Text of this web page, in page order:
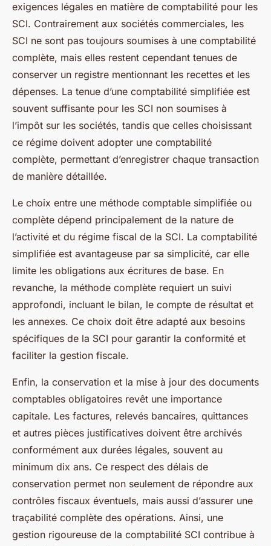
exigences légales en matière de comptabilité pour les
SCI. Contrairement aux sociétés commerciales, les
SCI ne sont pas toujours soumises à une comptabilité
complète, mais elles restent cependant tenues de
conserver un registre mentionnant les recettes et les
dépenses. La tenue d’une comptabilité simplifiée est
souvent suffisante pour les SCI non soumises à
l’impôt sur les sociétés, tandis que celles choisissant
ce régime doivent adopter une comptabilité
complète, permettant d’enregistrer chaque transaction
de manière détaillée.
Le choix entre une méthode comptable simplifiée ou
complète dépend principalement de la nature de
l’activité et du régime fiscal de la SCI. La comptabilité
simplifiée est avantageuse par sa simplicité, car elle
limite les obligations aux écritures de base. En
revanche, la méthode complète requiert un suivi
approfondi, incluant le bilan, le compte de résultat et
les annexes. Ce choix doit être adapté aux besoins
spécifiques de la SCI pour garantir la conformité et
faciliter la gestion fiscale.
Enfin, la conservation et la mise à jour des documents
comptables obligatoires revêt une importance
capitale. Les factures, relevés bancaires, quittances
et autres pièces justificatives doivent être archivés
conformément aux durées légales, souvent au
minimum dix ans. Ce respect des délais de
conservation permet non seulement de répondre aux
contrôles fiscaux éventuels, mais aussi d’assurer une
traçabilité complète des opérations. Ainsi, une
gestion rigoureuse de la comptabilité SCI contribue à